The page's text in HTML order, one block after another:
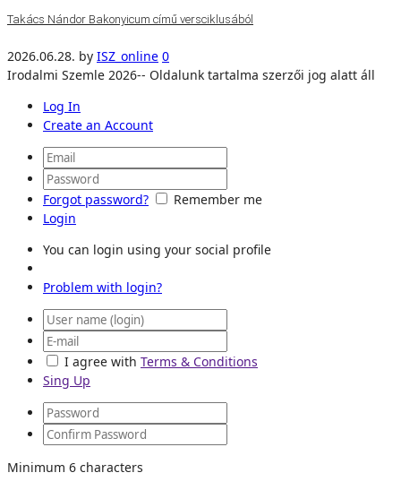
Takács Nándor Bakonyicum című versciklusából
2026.06.28. by ISZ_online 0
Irodalmi Szemle 2026-- Oldalunk tartalma szerzői jog alatt áll
Log In
Create an Account
Forgot password?
Remember me
Login
You can login using your social profile
Problem with login?
I agree with Terms & Conditions
Sing Up
Minimum 6 characters